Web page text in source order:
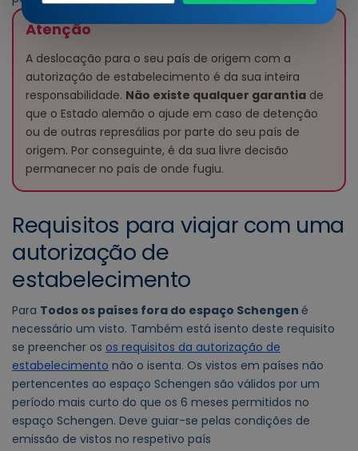
Atenção
A deslocação para o seu país de origem com a
autorização de estabelecimento é da sua inteira
responsabilidade. Não existe qualquer garantia de
que o Estado alemão o ajude em caso de detenção
ou de outras represálias por parte do seu país de
origem. Por conseguinte, é da sua livre decisão
permanecer no país de onde fugiu.
Requisitos para viajar com uma
autorização de
estabelecimento
Para Todos os países fora do espaço Schengen é
necessário um visto. Também está isento deste requisito
se preencher os os requisitos da autorização de
estabelecimento não o isenta. Os vistos em países não
pertencentes ao espaço Schengen são válidos por um
período mais curto do que os 6 meses permitidos no
espaço Schengen. Deve guiar-se pelas condições de
emissão de vistos no respetivo país